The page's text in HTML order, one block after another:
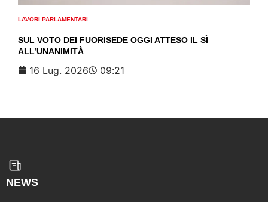
LAVORI PARLAMENTARI
SUL VOTO DEI FUORISEDE OGGI ATTESO IL SÌ
ALL’UNANIMITÀ
16 Lug. 2026 09:21
NEWS